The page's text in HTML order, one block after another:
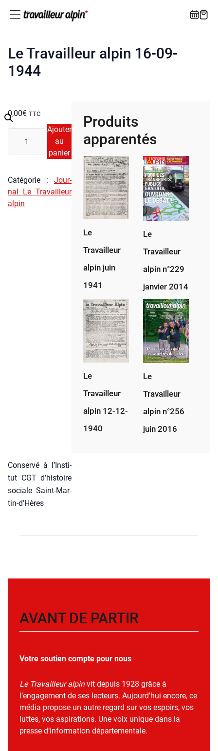
Le Travailleur alpin 16-09-
1944
0,00€ TTC
té
Le
Tra­
vailleur
Ajouter
au
panier
Caté­go­rie : Jour­
nal Le Tra­vailleur
alpin
Conser­vé à l’Ins­ti­
tut CGT d’his­toire
sociale Saint-Mar­
tin‑d’Hères
Produits
apparentés
Le
Travailleur
alpin juin
1941
Le
Travailleur
alpin n°229
janvier 2014
Le
Travailleur
alpin 12-12-
1940
Le
Travailleur
alpin n°256
juin 2016
AVANT DE PARTIR
Votre soutien compte pour nous
Le Travailleur alpinvit depuis 1928 grâce à
l’engagement de ses lecteurs. Aujourd’hui encore, ce
média propose un autre regard sur vos espoirs, vos
luttes, vos aspirations. Une voix unique dans la
presse d’information départementale.